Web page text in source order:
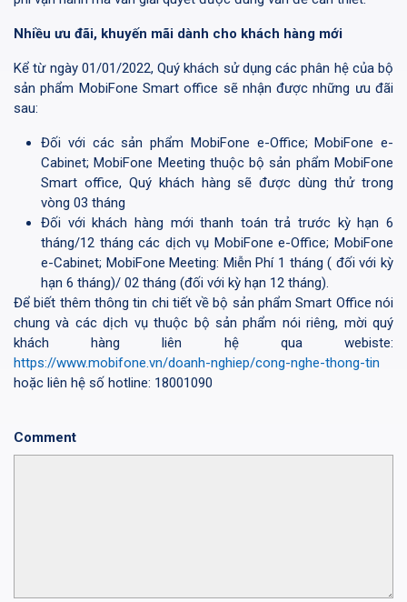
Nhiều ưu đãi, khuyến mãi dành cho khách hàng mới
Kể từ ngày 01/01/2022, Quý khách sử dụng các phân hệ của bộ
sản phẩm MobiFone Smart office sẽ nhận được những ưu đãi
sau:
Đối với các sản phẩm MobiFone e-Office; MobiFone e-
Cabinet; MobiFone Meeting thuộc bộ sản phẩm MobiFone
Smart office, Quý khách hàng sẽ được dùng thử trong
vòng 03 tháng
Đối với khách hàng mới thanh toán trả trước kỳ hạn 6
tháng/12 tháng các dịch vụ MobiFone e-Office; MobiFone
e-Cabinet; MobiFone Meeting: Miễn Phí 1 tháng ( đối với kỳ
hạn 6 tháng)/ 02 tháng (đối với kỳ hạn 12 tháng).
Để biết thêm thông tin chi tiết về bộ sản phẩm Smart Office nói
chung và các dịch vụ thuộc bộ sản phẩm nói riêng, mời quý
khách hàng liên hệ qua webiste:
https://www.mobifone.vn/doanh-nghiep/cong-nghe-thong-tin
hoặc liên hệ số hotline: 18001090
Comment